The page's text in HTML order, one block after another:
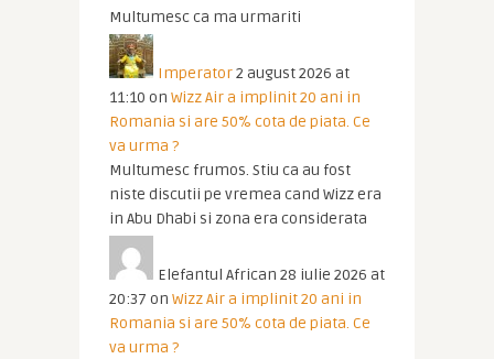
Multumesc ca ma urmariti
Imperator2 august 2026 at
11:10 on Wizz Air a implinit 20 ani in
Romania si are 50% cota de piata. Ce
va urma ?
Multumesc frumos. Stiu ca au fost
niste discutii pe vremea cand Wizz era
in Abu Dhabi si zona era considerata
Elefantul African 28 iulie 2026 at
20:37 on Wizz Air a implinit 20 ani in
Romania si are 50% cota de piata. Ce
va urma ?